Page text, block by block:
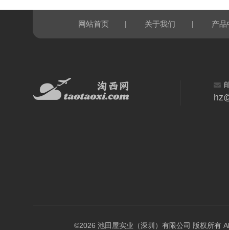
网站首页 | 关于我们 | 产品
©2026 池田屋实业（深圳）有限公司 版权所有